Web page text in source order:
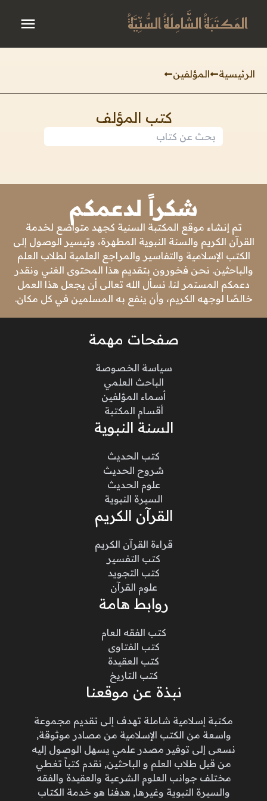
المَكتَبَةُ الشَّامِلَةُ السُّنِّيَّةُ
الرئيسية المؤلفين
كتب المؤلف
شكراً لدعمكم
تم إنشاء موقع المكتبة السنية كجهد متواضع لخدمة
القرآن الكريم والسنة النبوية المطهرة، وتيسير الوصول إلى
الكتب الإسلامية والتفاسير والمراجع العلمية لطلاب العلم
والباحثين. نحن فخورون بتقديم هذا المحتوى الغني ونقدر
دعمكم المستمر لنا. نسأل الله تعالى أن يجعل هذا العمل
خالصًا لوجهه الكريم، وأن ينفع به المسلمين في كل مكان.
صفحات مهمة
سياسة الخصوصة
الباحث العلمي
أسماء المؤلفين
أقسام المكتبة
السنة النبوية
كتب الحديث
شروح الحديث
علوم الحديث
السيرة النبوية
القرآن الكريم
قراءة القرآن الكريم
كتب التفسير
كتب التجويد
علوم القرآن
روابط هامة
كتب الفقه العام
كتب الفتاوى
كتب العقيدة
كتب التاريخ
نبذة عن موقعنا
مكتبة إسلامية شاملة تهدف إلى تقديم مجموعة
واسعة من الكتب الإسلامية من مصادر موثوقة,
نسعى إلى توفير مصدر علمي يسهل الوصول إليه
من قبل طلاب العلم و الباحثين, نقدم كتباً تغطي
مختلف جوانب العلوم الشرعية والعقيدة والفقه
والسيرة النبوية وغيرها, هدفنا هو خدمة الكتاب